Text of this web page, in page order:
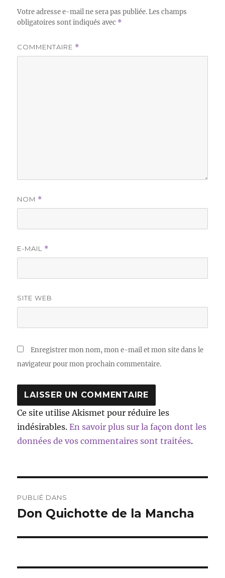
Votre adresse e-mail ne sera pas publiée. Les champs
obligatoires sont indiqués avec *
COMMENTAIRE *
NOM *
E-MAIL *
SITE WEB
Enregistrer mon nom, mon e-mail et mon site dans le
navigateur pour mon prochain commentaire.
Ce site utilise Akismet pour réduire les
indésirables.En savoir plus sur la façon dont les
données de vos commentaires sont traitées.
de
PUBLIÉ DANS
Don Quichotte de la Mancha